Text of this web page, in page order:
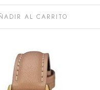
AL CARRITO